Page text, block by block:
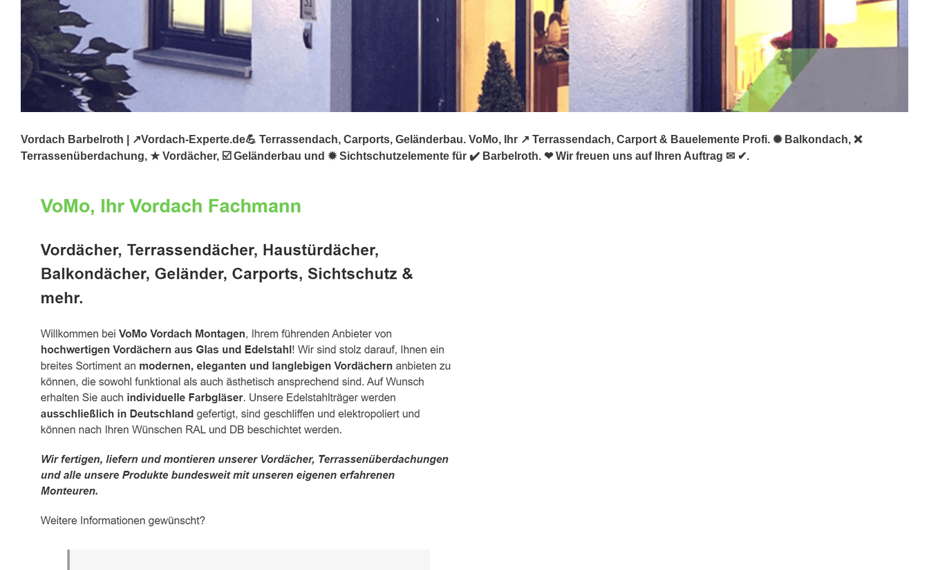
Vordach Barbelroth | ↗️Vordach-Experte.de💪 Terrassendach, Carports, Geländerbau. VoMo, Ihr ↗️ Terrassendach, Carport & Bauelemente Profi. ✺ Balkondach, ❌
Terrassenüberdachung, ★ Vordächer, ☑️ Geländerbau und ✹ Sichtschutzelemente für ✔️ Barbelroth. ❤ Wir freuen uns auf Ihren Auftrag ✉ ✔.